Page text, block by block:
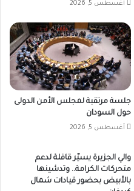
أغسطس 5, 2026
جلسة مرتقبة لمجلس الأمن الدولى
حول السودان
أغسطس 5, 2026
والي الجزيرة يسيّر قافلة لدعم
متحركات الكرامة.. وتدشينها
بالأبيض بحضور قيادات شمال